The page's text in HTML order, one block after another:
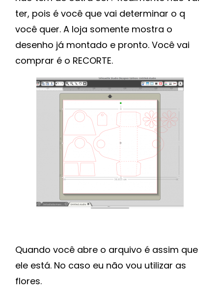
ter, pois é você que vai determinar o q
você quer. A loja somente mostra o
desenho já montado e pronto. Você vai
comprar é o RECORTE.
Quando você abre o arquivo é assim que
ele está. No caso eu não vou utilizar as
flores.